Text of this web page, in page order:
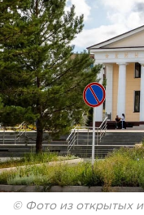
© Фото из открытых